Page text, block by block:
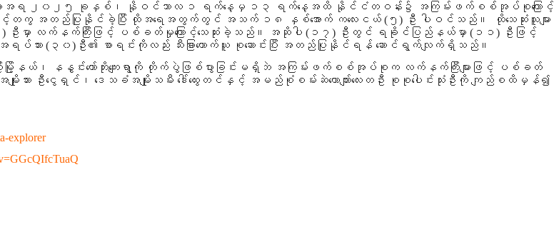
းအရ
၂၀၂၅ ခုနှစ်၊ နိုဝင်ဘာလ ၁ ရက်နေ့မှ ၁၃ ရက်နေ့အထိ နိုင်ငံတဝန်း၌ အကြမ်းဖက်စစ်အုပ်စုကြောင့်
တကွ အတည်ပြုနိုင်ခဲ့ပြီး ထိုအရေအတွက်တွင် အသက် ၁၈ နှစ်အောက် ကလေးငယ် (၅) ဦး ပါဝင်သည်။ ထိုသေဆုံးသူများ
ဦးမှာ လက်နက်ကြီးဖြင့် ပစ်ခတ်မှုကြောင့်သေဆုံးခဲ့သည်။ အဆိုပါ (၁၇) ဦးတွင် ရခိုင်ပြည်နယ်မှာ (၁၁) ဦးဖြင့်
ရပ်သား (၃၀) ဦး၏ စာရင်းကိုလည်း သီးခြားကောက်ယူ စုဆောင်းပြီး အတည်ပြုနိုင်ရန် ဆောင်ရွက်လျက်ရှိသည်။
နယ်၊ နနွင်းတော်ဘိုးကျေးရွာကို တိုက်ပွဲဖြစ်ပွားခြင်းမရှိဘဲ အကြမ်းဖက်စစ်အုပ်စုက လက်နက်ကြီးများဖြင့် ပစ်ခတ်
မျိုးသား ဦးငွေရှင်၊ ဒေသခံအမျိုးသမီး ဒေါ်ထွေးတင်နှင့် အမည်စုံစမ်းဆဲယောက်ျားလေးတဦး စုစုပေါင်းသုံးဦးကို ကျည်စထိမှန်၍
explorer